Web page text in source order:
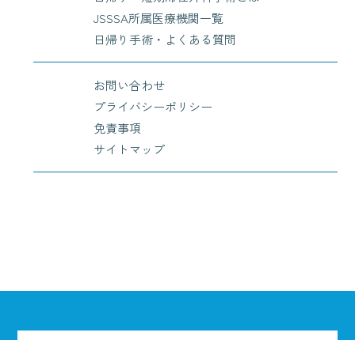
JSSSA所属医療機関一覧
日帰り手術・よくある質問
お問い合わせ
プライバシーポリシー
免責事項
サイトマップ